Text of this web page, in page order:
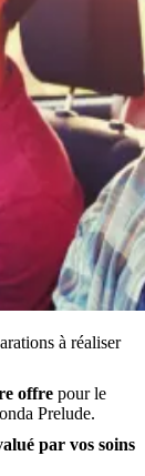
à réaliser
offre pour le
Prelude.
par vos soins